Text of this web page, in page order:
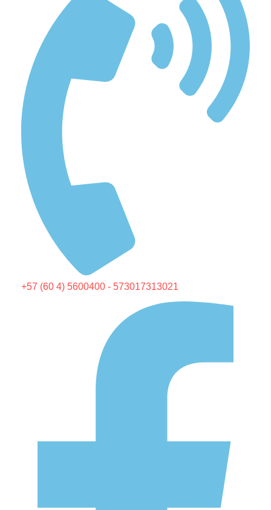
+57 (60 4) 5600400 - 573017313021